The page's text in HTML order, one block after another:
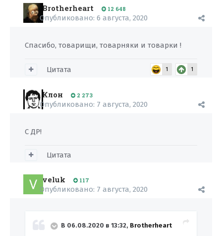
Brotherheart 12 648
Опубликовано: 6 августа, 2020
Спасибо, товарищи, товарняки и товарки !
1 1
Цитата
Клон 2 273
Опубликовано: 7 августа, 2020
С ДР!
Цитата
veluk 117
Опубликовано: 7 августа, 2020
В 06.08.2020 в 13:32, Brotherheart